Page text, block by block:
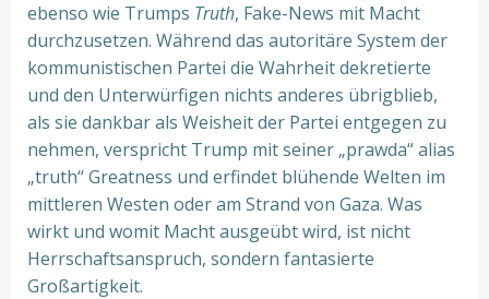
ebenso wie Trumps Truth, Fake-News mit Macht
durchzusetzen. Während das autoritäre System der
kommunistischen Partei die Wahrheit dekretierte
und den Unterwürfigen nichts anderes übrigblieb,
als sie dankbar als Weisheit der Partei entgegen zu
nehmen, verspricht Trump mit seiner „prawda“ alias
„truth“ Greatness und erfindet blühende Welten im
mittleren Westen oder am Strand von Gaza. Was
wirkt und womit Macht ausgeübt wird, ist nicht
Herrschaftsanspruch, sondern fantasierte
Großartigkeit.